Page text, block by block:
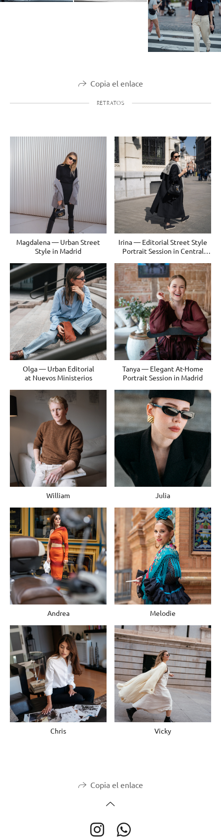
Copia el enlace
RETRATOS
Magdalena — Urban Street
Style in Madrid
Irina — Editorial Street Style
Portrait Session in Central
Olga — Urban Editorial
at Nuevos Ministerios
Tanya — Elegant At-Home
Portrait Session in Madrid
William Julia
Andrea Melodie
Chris Vicky
Copia el enlace